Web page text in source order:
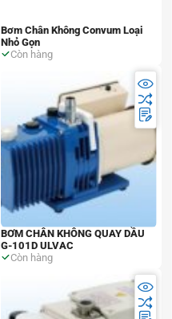
Bơm Chân Không Convum Loại
Nhỏ Gọn
Còn hàng
BƠM CHÂN KHÔNG QUAY DẦU
G-101D ULVAC
Còn hàng